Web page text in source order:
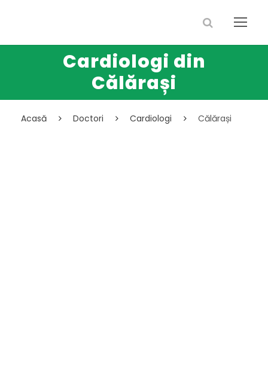
Cardiologi din
Călărași
Acasă Doctori Cardiologi Călărași